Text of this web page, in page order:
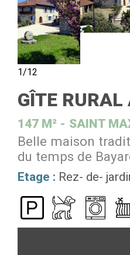
1/12
GÎTE
147 M² SAINT
Belle maison
du temps de
Etage : Rez- de-